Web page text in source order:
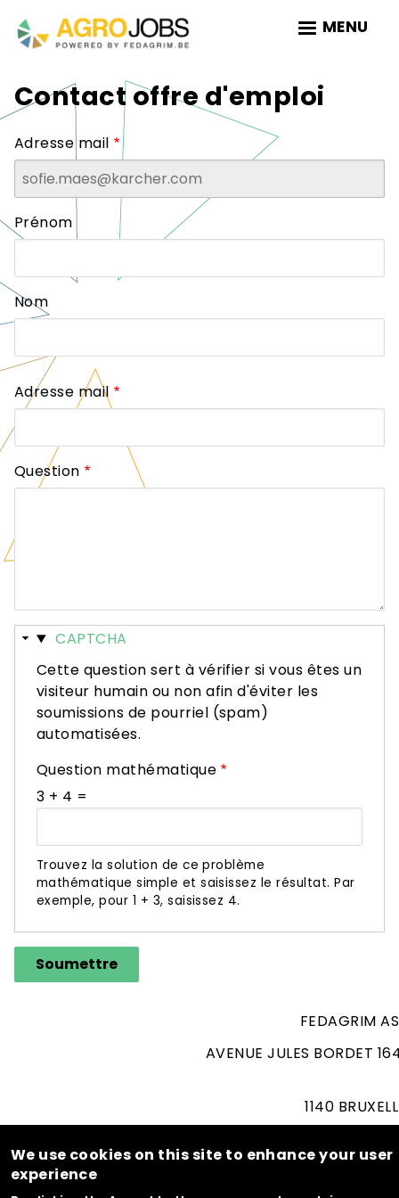
to
main
MENU
Contact offre d'emploi
Adresse mail
Nom
Prénom
Nom
Adresse mail
Question
Masquer
CAPTCHA
Cette question sert à vérifier si vous êtes un
visiteur humain ou non afin d'éviter les
soumissions de pourriel (spam)
automatisées.
Question mathématique
3 + 4 =
Trouvez la solution de ce problème
mathématique simple et saisissez le résultat. Par
exemple, pour 1 + 3, saisissez 4.
Soumettre
FEDAGRIM
AVENUE JULES BORDET
1140
We use cookies on this site to enhance your user
experience